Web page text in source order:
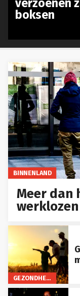
BINNENLAND
Meer dan
GEZONDHEID
verzoenen
boksen